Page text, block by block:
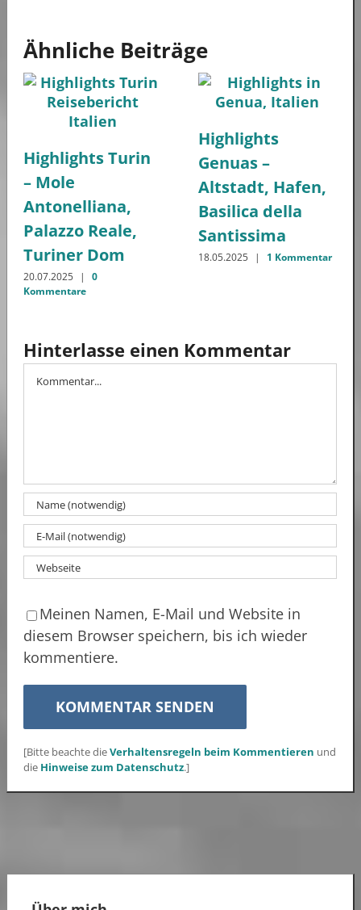
Ähnliche Beiträge
Highlights Turin
– Mole
Antonelliana,
Palazzo Reale,
Turiner Dom
20.07.2025 |
0
Kommentare
Highlights
Genuas –
Altstadt, Hafen,
Basilica della
Santissima
18.05.2025 | 1 Kommentar
Hinterlasse einen Kommentar
Kommentar
Meinen Namen, E-Mail und Website in
diesem Browser speichern, bis ich wieder
kommentiere.
[Bitte beachte dieVerhaltensregeln beim Kommentieren und
die Hinweise zum Datenschutz.]